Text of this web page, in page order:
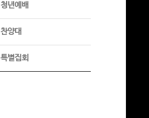
청년예배
찬양대
특별집회